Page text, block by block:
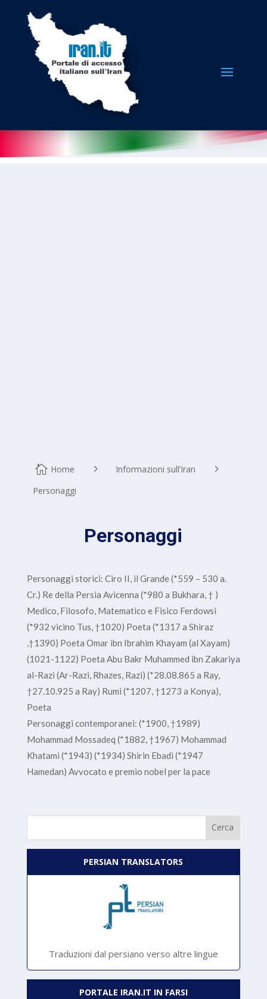
Home
Informazioni sull’Iran
Personaggi
Personaggi
Personaggi storici: Ciro II, il Grande (*559 – 530 a.
Cr.) Re della Persia Avicenna (*980 a Bukhara, † )
Medico, Filosofo, Matematico e Fisico Ferdowsi
(*932 vicino Tus, †1020) Poeta (*1317 a Shiraz
,†1390) Poeta Omar ibn Ibrahim Khayam (al Xayam)
(1021-1122) Poeta Abu Bakr Muhammed ibn Zakariya
al-Razi (Ar-Razi, Rhazes, Razi) (*28.08.865 a Ray,
†27.10.925 a Ray) Rumi (*1207, †1273 a Konya),
Poeta
Personaggi contemporanei: (*1900, †1989)
Mohammad Mossadeq (*1882, †1967) Mohammad
Khatami (*1943) (*1934) Shirin Ebadi (*1947
Hamedan) Avvocato e premio nobel per la pace
PERSIAN TRANSLATORS
Traduzioni dal persiano verso altre lingue
PORTALE IRAN.IT IN FARSI